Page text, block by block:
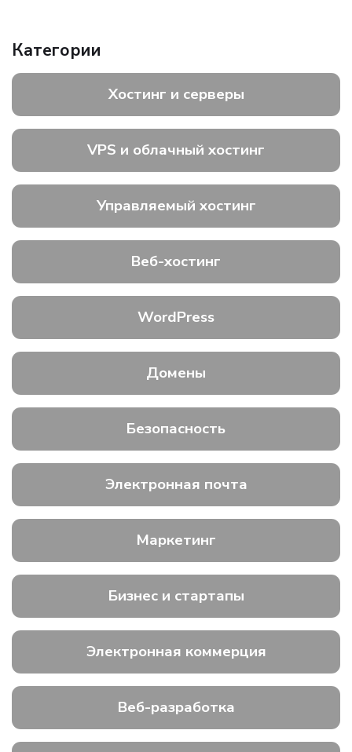
Категории
Хостинг и серверы
VPS и облачный хостинг
Управляемый хостинг
Веб-хостинг
WordPress
Домены
Безопасность
Электронная почта
Маркетинг
Бизнес и стартапы
Электронная коммерция
Веб-разработка